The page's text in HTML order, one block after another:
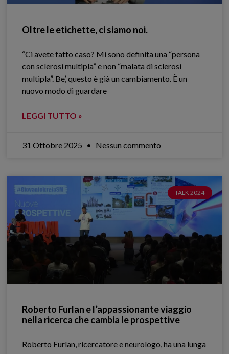
Oltre le etichette, ci siamo noi.
“Ci avete fatto caso? Mi sono definita una “persona
con sclerosi multipla” e non “malata di sclerosi
multipla”. Be’, questo è già un cambiamento. È un
nuovo modo di guardare
LEGGI TUTTO »
31 Ottobre 2025 Nessun commento
TALK 2024
Roberto Furlan e l’appassionante viaggio
nella ricerca che cambia le prospettive
Roberto Furlan, ricercatore e neurologo, ha una lunga